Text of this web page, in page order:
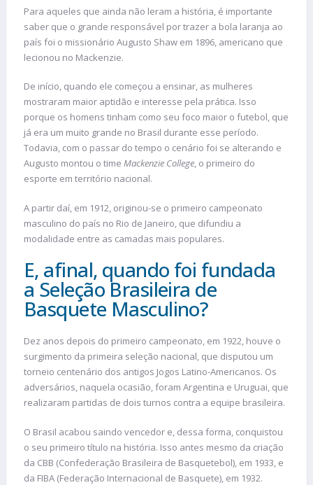
Para aqueles que ainda não leram a história, é importante
saber que o grande responsável por trazer a bola laranja ao
país foi o missionário Augusto Shaw em 1896, americano que
lecionou no Mackenzie.
De início, quando ele começou a ensinar, as mulheres
mostraram maior aptidão e interesse pela prática. Isso
porque os homens tinham como seu foco maior o futebol, que
já era um muito grande no Brasil durante esse período.
Todavia, com o passar do tempo o cenário foi se alterando e
Augusto montou o time Mackenzie College, o primeiro do
esporte em território nacional.
A partir daí, em 1912, originou-se o primeiro campeonato
masculino do país no Rio de Janeiro, que difundiu a
modalidade entre as camadas mais populares.
E, afinal, quando foi fundada
a Seleção Brasileira de
Basquete Masculino?
Dez anos depois do primeiro campeonato, em 1922, houve o
surgimento da primeira seleção nacional, que disputou um
torneio centenário dos antigos Jogos Latino-Americanos. Os
adversários, naquela ocasião, foram Argentina e Uruguai, que
realizaram partidas de dois turnos contra a equipe brasileira.
O Brasil acabou saindo vencedor e, dessa forma, conquistou
o seu primeiro título na história. Isso antes mesmo da criação
da CBB (Confederação Brasileira de Basquetebol), em 1933, e
da FIBA (Federação Internacional de Basquete), em 1932.